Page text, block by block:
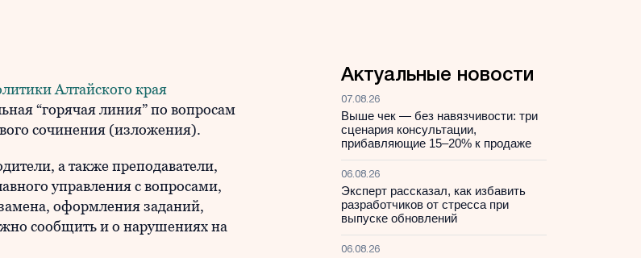
Алтайского края
“горячая линия” по вопросам
сочинения (изложения).
а также преподаватели,
управления с вопросами,
оформления заданий,
сообщить и о нарушениях на
Актуальные новости
07.08.26
Выше чек — без навязчивости: три
сценария консультации,
прибавляющие 15–20% к продаже
06.08.26
Эксперт рассказал, как избавить
разработчиков от стресса при
выпуске обновлений
06.08.26